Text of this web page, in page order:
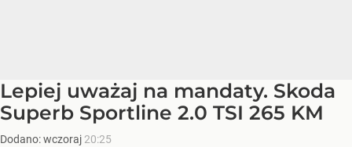
Lepiej uważaj na mandaty. Skoda
Superb Sportline 2.0 TSI 265 KM
Dodano:wczoraj 20:25